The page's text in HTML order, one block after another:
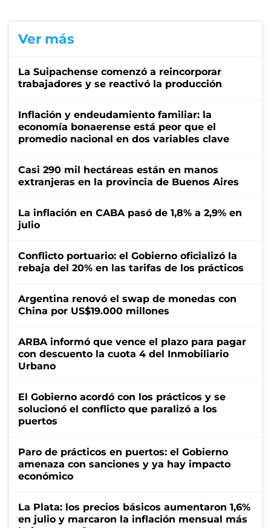
Ver más
La Suipachense comenzó a reincorporar
trabajadores y se reactivó la producción
Inflación y endeudamiento familiar: la
economía bonaerense está peor que el
promedio nacional en dos variables clave
Casi 290 mil hectáreas están en manos
extranjeras en la provincia de Buenos Aires
La inflación en CABA pasó de 1,8% a 2,9% en
julio
Conflicto portuario: el Gobierno oficializó la
rebaja del 20% en las tarifas de los prácticos
Argentina renovó el swap de monedas con
China por US$19.000 millones
ARBA informó que vence el plazo para pagar
con descuento la cuota 4 del Inmobiliario
Urbano
El Gobierno acordó con los prácticos y se
solucionó el conflicto que paralizó a los
puertos
Paro de prácticos en puertos: el Gobierno
amenaza con sanciones y ya hay impacto
económico
La Plata: los precios básicos aumentaron 1,6%
en julio y marcaron la inflación mensual más